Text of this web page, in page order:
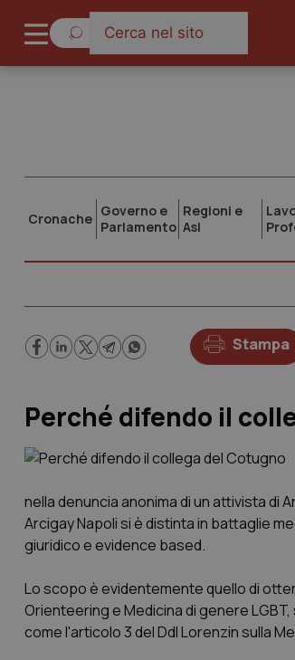
Cronache Governo e
Parlamento
Regioni e
Asl
Stampa
Perché difendo il
nella denuncia anonima di un attivista di
Arcigay Napoli si è distinta in battaglie
giuridico e evidence based.
Lo scopo è evidentemente quello di
Orienteering e Medicina di genere
come l'articolo 3 del Ddl Lorenzin sulla